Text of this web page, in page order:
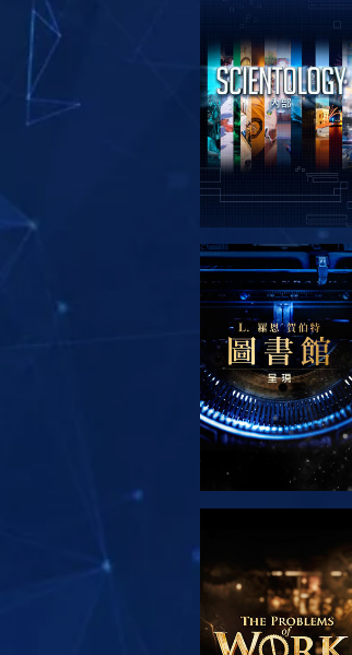
探索系列節目
探索系列節目